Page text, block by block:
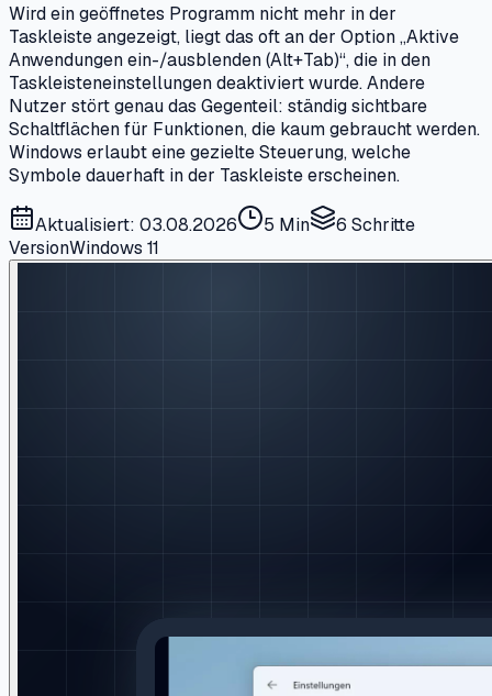
Wird ein geöffnetes Programm nicht mehr in der
Taskleiste angezeigt, liegt das oft an der Option „Aktive
Anwendungen ein-/ausblenden (Alt+Tab)“, die in den
Taskleisteneinstellungen deaktiviert wurde. Andere
Nutzer stört genau das Gegenteil: ständig sichtbare
Schaltflächen für Funktionen, die kaum gebraucht werden.
Windows erlaubt eine gezielte Steuerung, welche
Symbole dauerhaft in der Taskleiste erscheinen.
Aktualisiert: 03.08.2026 5 Min 6 Schritte
VersionWindows 11